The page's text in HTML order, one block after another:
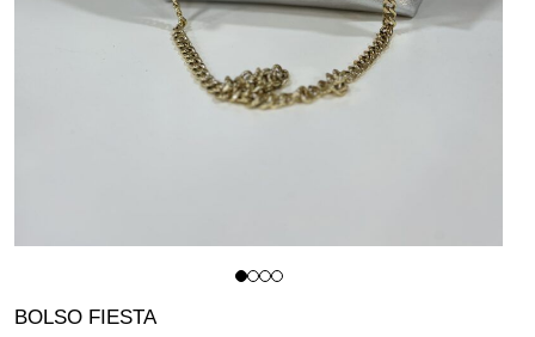
BOLSO FIESTA